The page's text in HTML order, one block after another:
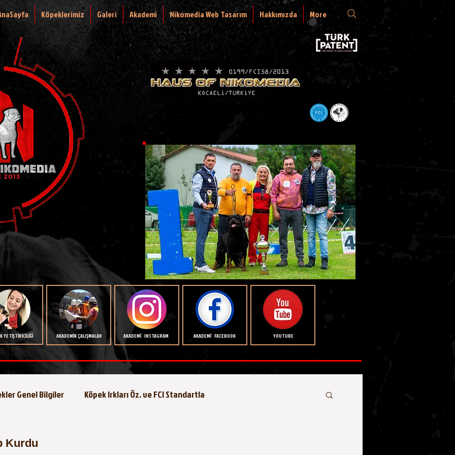
Köpeklerimiz Galeri Akademi Nikomedia Web Tasarım Hakkımızda More
YETİŞTİRİCİLİĞİ AKADEMİK ÇALIŞMALAR AKADEMİ INSTAGRAM AKADEMİ FACEBOOK YOUTUBE
Genel Bilgiler Köpek Irkları Öz. ve FCI Standartla
Kurdu